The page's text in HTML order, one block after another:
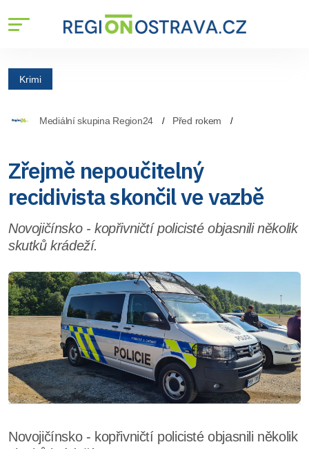
Krimi
Mediální skupina Region24 Před rokem
Zřejmě nepoučitelný
recidivista skončil ve vazbě
Novojičínsko - kopřivničtí policisté objasnili několik
skutků krádeží.
Novojičínsko - kopřivničtí policisté objasnili několik